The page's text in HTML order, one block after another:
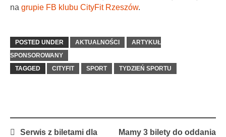
na grupie FB klubu CityFit Rzeszów.
POSTED UNDER AKTUALNOŚCI
ARTYKUŁ
SPONSOROWANY
TAGGED
CITYFIT SPORT TYDZIEŃ SPORTU
PostSerwis z biletami dla Mamy 3 bilety do oddania